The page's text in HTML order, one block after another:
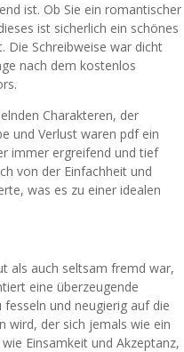
ist. Ob Sie ein romantischer
ist sicherlich ein schönes
Die Schreibweise war dicht
nach dem kostenlos
Charakteren, der
und Verlust waren pdf ein
immer ergreifend und tief
von der Einfachheit und
was es zu einer idealen
als auch seltsam fremd war,
eine überzeugende
und neugierig auf die
wird, der sich jemals wie ein
Einsamkeit und Akzeptanz,